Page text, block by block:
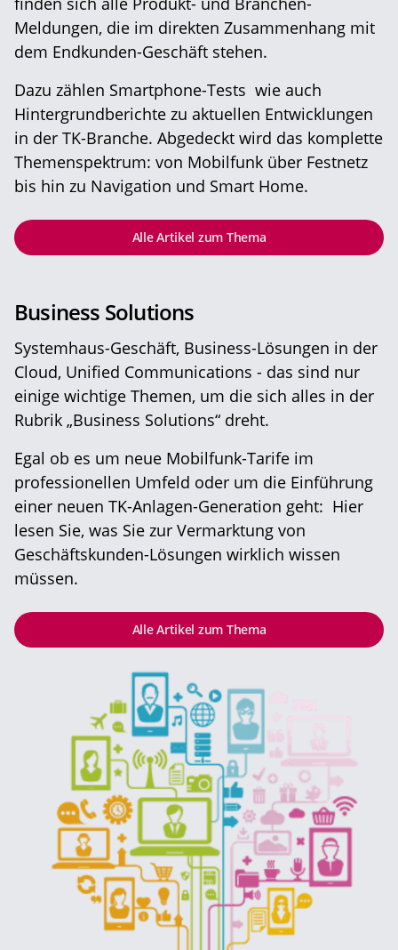
Meldungen, die im direkten Zusammenhang mit
dem Endkunden-Geschäft stehen.
Dazu zählen Smartphone-Tests wie auch
Hintergrundberichte zu aktuellen Entwicklungen
in der TK-Branche. Abgedeckt wird das komplette
Themenspektrum: von Mobilfunk über Festnetz
bis hin zu Navigation und Smart Home.
Alle Artikel zum Thema
Business Solutions
Systemhaus-Geschäft, Business-Lösungen in der
Cloud, Unified Communications - das sind nur
einige wichtige Themen, um die sich alles in der
Rubrik „Business Solutions“ dreht.
Egal ob es um neue Mobilfunk-Tarife im
professionellen Umfeld oder um die Einführung
einer neuen TK-Anlagen-Generation geht: Hier
lesen Sie, was Sie zur Vermarktung von
Geschäftskunden-Lösungen wirklich wissen
müssen.
Alle Artikel zum Thema